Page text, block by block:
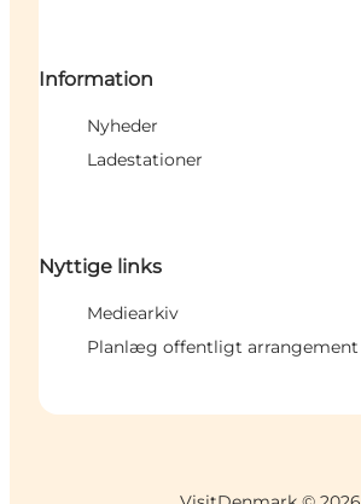
Information
Nyheder
Ladestationer
Nyttige links
Mediearkiv
Planlæg offentligt arrangement